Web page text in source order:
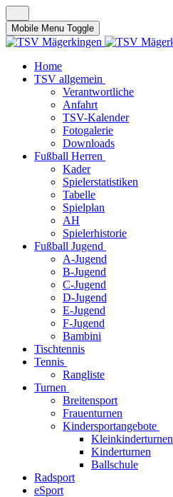
Mobile Menu Toggle
Home
TSV allgemein
Verantwortliche
Anfahrt
TSV-Kalender
Fotogalerie
Downloads
Fußball Herren
Kader
Spielerstatistiken
Tabelle
Spielplan
AH
Spielerhistorie
Fußball Jugend
A-Jugend
B-Jugend
C-Jugend
D-Jugend
E-Jugend
F-Jugend
Bambini
Tischtennis
Tennis
Rangliste
Turnen
Breitensport
Frauenturnen
Kindersportangebote
Kleinkinderturnen
Kinderturnen
Ballschule
Radsport
eSport